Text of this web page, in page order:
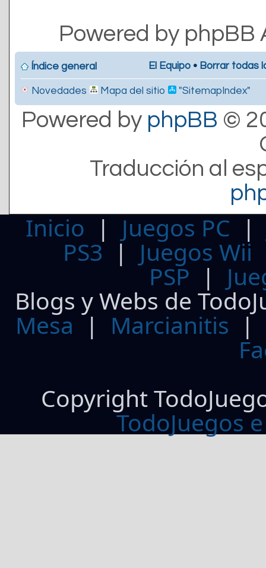
Powered by
Índice general El Equipo • Borrar todas
Novedades Mapa del sitio "SitemapIndex"
Powered by phpBB ©
Traducción al
Inicio | Juegos PC
PS3| Juegos Wii
PSP |
Blogs y Webs de
Mesa | Marcianitis |
Copyright
TodoJuegos